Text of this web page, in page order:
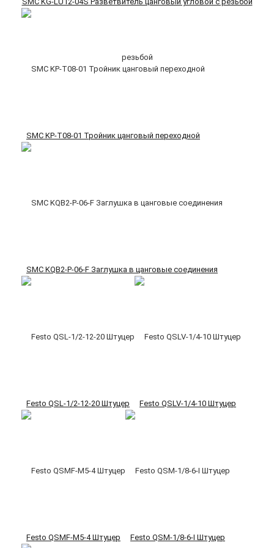
SMC KP-T08-01 Тройник цанговый переходной
SMC KQB2-P-06-F Заглушка в цанговые соединения
Festo QSL-1/2-12-20 Штуцер Festo QSLV-1/4-10 Штуцер
Festo QSMF-M5-4 Штуцер Festo QSM-1/8-6-I Штуцер